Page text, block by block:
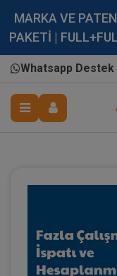
MARKA VE
PAKETİ |
Whatsapp Destek